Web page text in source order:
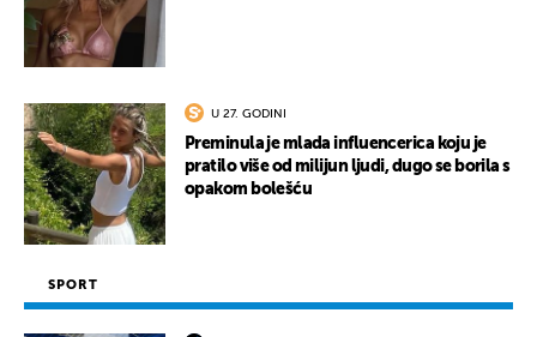
U 27. GODINI
Preminula je mlada influencerica koju je
pratilo više od milijun ljudi, dugo se borila s
opakom bolešću
SPORT